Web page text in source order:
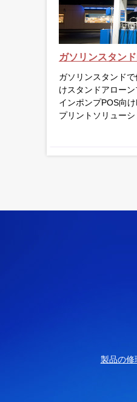
ガソリンスタン
ガソリンスタンド
けスタンドアロー
インポンプPOS向
プリントソリューシ
製品の修